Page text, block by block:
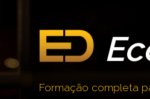
Formação completa